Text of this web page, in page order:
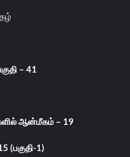
– 41
ஆன்மீகம் – 19
(பகுதி-1)